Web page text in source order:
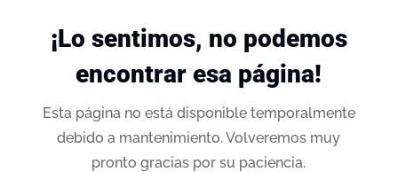
¡Lo sentimos, no podemos
encontrar esa página!
Esta página no está disponible temporalmente
debido a mantenimiento. Volveremos muy
pronto gracias por su paciencia.